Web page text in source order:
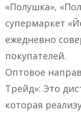
«Полушка»,
супермаркет
ежедневно
покупателей.
Оптовое
Трейд»: Это
которая